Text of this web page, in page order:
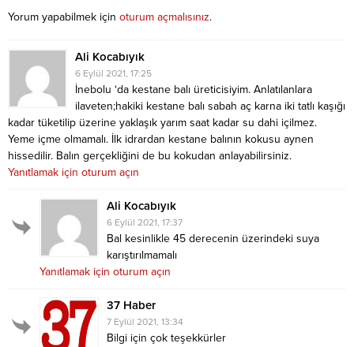
Yorum yapabilmek için oturum açmalısınız.
Ali Kocabıyık
6 Eylül 2021, 17:25
İnebolu ‘da kestane balı üreticisiyim. Anlatılanlara
ilaveten;hakiki kestane balı sabah aç karna iki tatlı kaşığı
kadar tüketilip üzerine yaklaşık yarım saat kadar su dahi içilmez.
Yeme içme olmamalı. İlk idrardan kestane balının kokusu aynen
hissedilir. Balın gerçekliğini de bu kokudan anlayabilirsiniz.
Yanıtlamak için oturum açın
Ali Kocabıyık
6 Eylül 2021, 17:37
Bal kesinlikle 45 derecenin üzerindeki suya
karıştırılmamalı
Yanıtlamak için oturum açın
37 Haber
7 Eylül 2021, 13:34
Bilgi için çok teşekkürler